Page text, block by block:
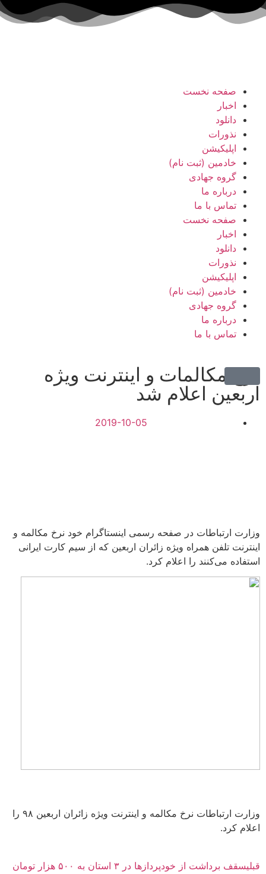
صفحه نخست
اخبار
دانلود
نذورات
اپلیکیشن
خادمین (ثبت نام)
گروه جهادی
درباره ما
تماس با ما
صفحه نخست
اخبار
دانلود
نذورات
اپلیکیشن
خادمین (ثبت نام)
گروه جهادی
درباره ما
تماس با ما
نرخ مکالمات و اینترنت ویژه
اربعین اعلام شد
2019-10-05
وزارت ارتباطات در صفحه رسمی اینستاگرام خود نرخ مکالمه و
اینترنت تلفن همراه ویژه زائران اربعین که از سیم کارت ایرانی
استفاده می‌کنند را اعلام کرد.
وزارت ارتباطات نرخ مکالمه و اینترنت ویژه زائران اربعین ۹۸ را
اعلام کرد.
قبلی
سقف برداشت از خودپرداز‌ها در ۳ استان به ۵۰۰ هزار تومان